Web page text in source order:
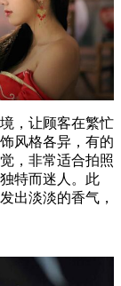
，让顾客在繁忙
风格各异，有的
，非常适合拍照
特而迷人。此
出淡淡的香气，